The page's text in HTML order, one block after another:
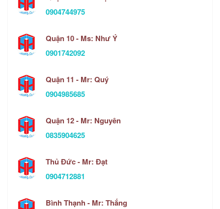
0904744975
Quận 10 - Ms: Như Ý
0901742092
Quận 11 - Mr: Quý
0904985685
Quận 12 - Mr: Nguyên
0835904625
Thủ Đức - Mr: Đạt
0904712881
Bình Thạnh - Mr: Thắng